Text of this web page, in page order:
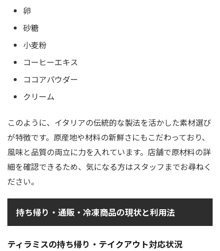
卵
砂糖
小麦粉
コーヒーエキス
ココアパウダー
クリーム
このように、イタリアの伝統的な製法を活かした素材選び
が特徴です。原産地や材料の新鮮さにもこだわっており、
風味と品質の両立に力を入れています。店舗で原材料の詳
細を確認できるため、気になる方はスタッフまでお尋ねく
ださい。
持ち帰り・通販・冷凍商品の現状と利用法
ティラミスの持ち帰り・テイクアウト対応状況